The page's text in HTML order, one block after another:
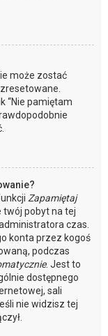
może zostać
“Nie pamiętam
Zapamiętaj
twój pobyt na tej
czas.
konta przez kogoś
podczas
. Jest to
dostępnego
sali
nie widzisz tej